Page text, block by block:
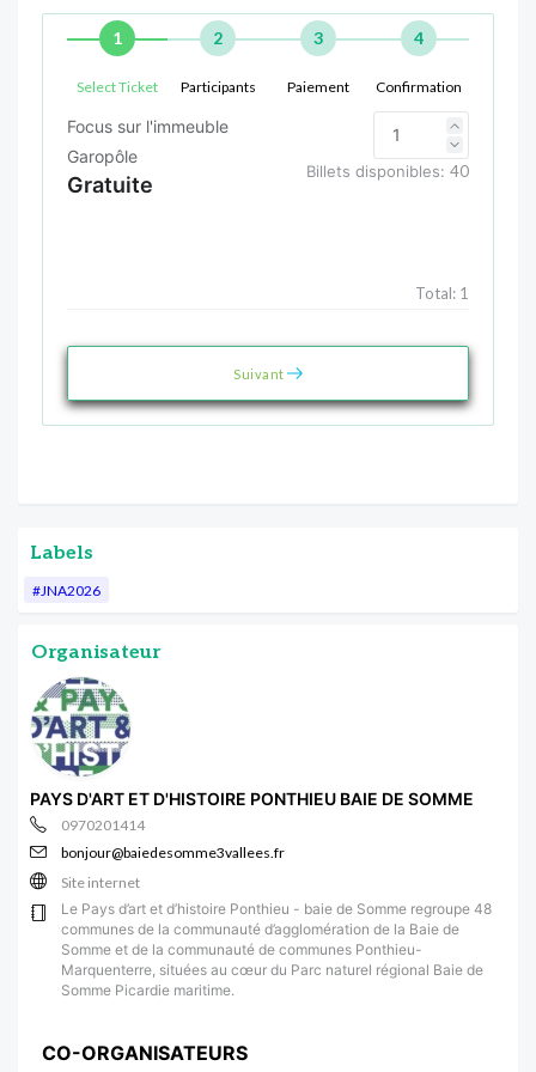
1
Select Ticket
2
Participants
3
Paiement
4
Confirmation
Focus sur l'immeuble
Garopôle
Gratuite
Billets disponibles: 40
Total: 1
Suivant
Labels
#JNA2026
Organisateur
PAYS D'ART ET D'HISTOIRE PONTHIEU BAIE DE SOMME
0970201414
bonjour@baiedesomme3vallees.fr
Site internet
Le Pays d’art et d’histoire Ponthieu - baie de Somme regroupe 48
communes de la communauté d’agglomération de la Baie de
Somme et de la communauté de communes Ponthieu-
Marquenterre, situées au cœur du Parc naturel régional Baie de
Somme Picardie maritime.
CO-ORGANISATEURS